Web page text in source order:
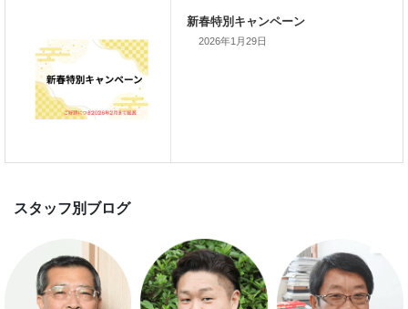
スマートハウス 完成見学会開催
2026年1月29日